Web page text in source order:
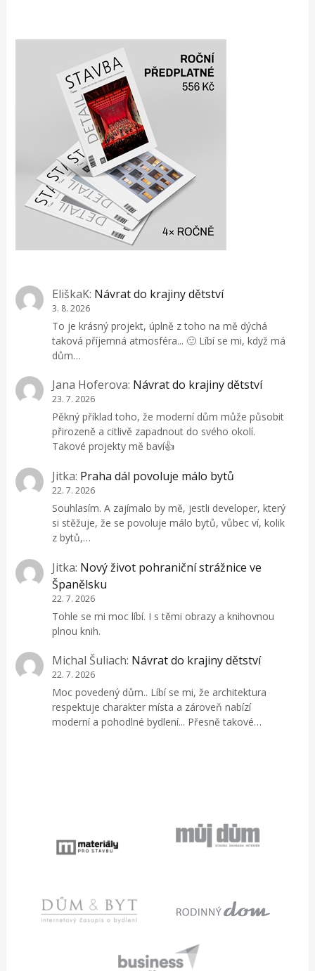
EliškaK: Návrat do krajiny dětství
3. 8. 2026
To je krásný projekt, úplně z toho na mě dýchá
taková příjemná atmosféra... 🙂 Líbí se mi, když má
dům…
Jana Hoferova: Návrat do krajiny dětství
23. 7. 2026
Pěkný příklad toho, že moderní dům může působit
přirozeně a citlivě zapadnout do svého okolí.
Takové projekty mě baví👍
Jitka: Praha dál povoluje málo bytů
22. 7. 2026
Souhlasím. A zajímalo by mě, jestli developer, který
si stěžuje, že se povoluje málo bytů, vůbec ví, kolik
z bytů,…
Jitka: Nový život pohraniční strážnice ve
Španělsku
22. 7. 2026
Tohle se mi moc líbí. I s těmi obrazy a knihovnou
plnou knih.
Michal Šuliach: Návrat do krajiny dětství
22. 7. 2026
Moc povedený dům.. Líbí se mi, že architektura
respektuje charakter místa a zároveň nabízí
moderní a pohodlné bydlení... Přesně takové…